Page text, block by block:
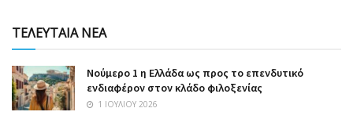
ΤΕΛΕΥΤΑΙΑ ΝΕΑ
Nούμερο 1 η Ελλάδα ως προς το επενδυτικό
ενδιαφέρον στον κλάδο φιλοξενίας
1 ΙΟΥΛΊΟΥ 2026